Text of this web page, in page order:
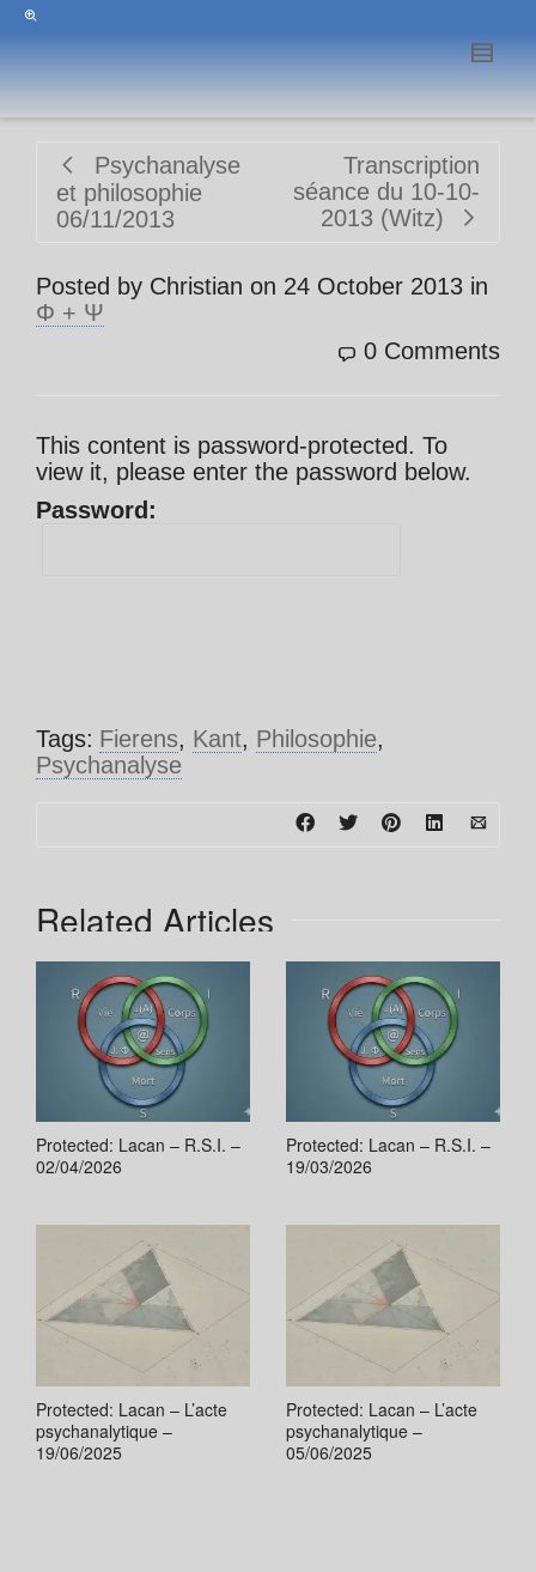
Psychanalyse
et philosophie
06/11/2013
Transcription
séance du 10-10-
2013 (Witz)
Posted by Christian on 24 October 2013 in
Φ + Ψ
0 Comments
This content is password-protected. To
view it, please enter the password below.
Password:
Tags: Fierens, Kant, Philosophie,
Psychanalyse
Related Articles
Protected: Lacan – R.S.I. –
02/04/2026
Protected: Lacan – R.S.I. –
19/03/2026
Protected: Lacan – L’acte
psychanalytique –
19/06/2025
Protected: Lacan – L’acte
psychanalytique –
05/06/2025